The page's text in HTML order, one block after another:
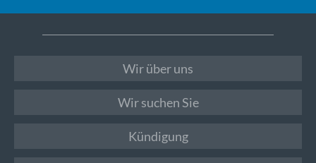
Wir über uns
Wir suchen Sie
Kündigung